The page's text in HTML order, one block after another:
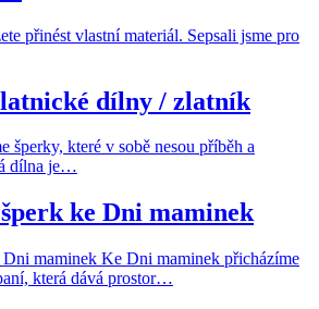
přinést vlastní materiál. Sepsali jsme pro
dílny / zlatník
které v sobě nesou příběh a
dílna je…
ke Dni maminek
Dni maminek Ke Dni maminek přicházíme
která dává prostor…